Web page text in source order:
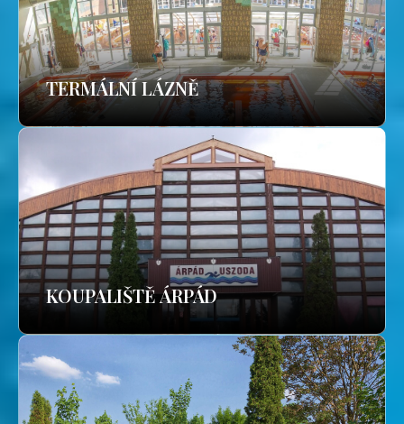
TERMÁLNÍ LÁZNĚ
KOUPALIŠTĚ ÁRPÁD